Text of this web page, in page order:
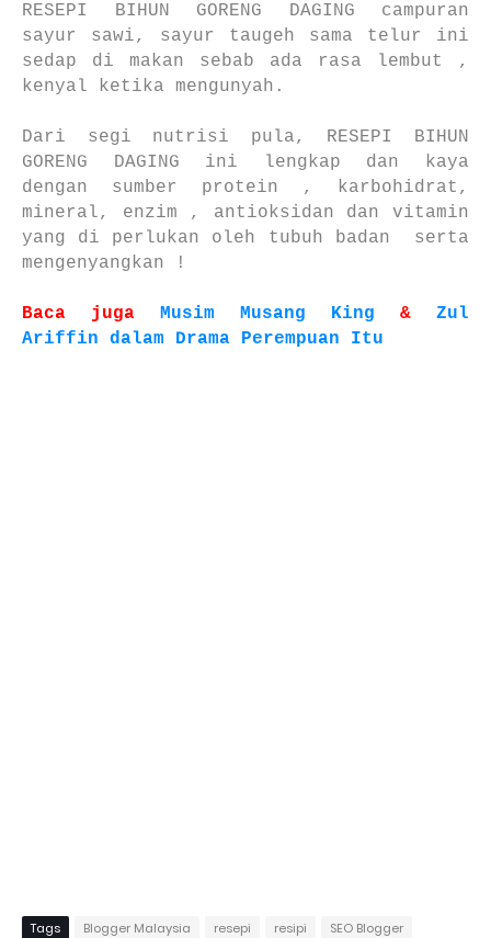
RESEPI BIHUN GORENG DAGING campuran
sayur sawi, sayur taugeh sama telur ini
sedap di makan sebab ada rasa lembut ,
kenyal ketika mengunyah.
Dari segi nutrisi pula, RESEPI BIHUN
GORENG DAGING ini lengkap dan kaya
dengan sumber protein , karbohidrat,
mineral, enzim , antioksidan dan vitamin
yang di perlukan oleh tubuh badan serta
mengenyangkan !
Baca juga Musim Musang King & Zul
Ariffin dalam Drama Perempuan Itu
Tags Blogger Malaysia resepi resipi SEO Blogger